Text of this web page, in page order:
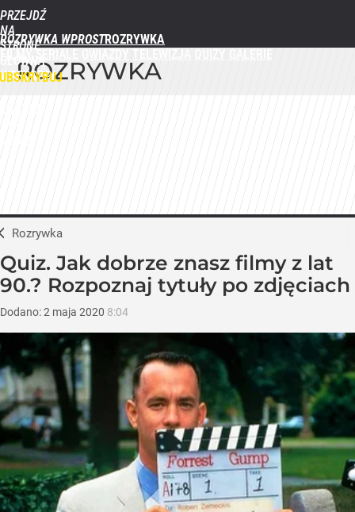
PRZEJDŹ
NA
STRONĘ
GŁÓWNĄ
WPROST.PL
ROZRYWKA WPROST
ROZRYWKA
Rozrywka
Quiz. Jak dobrze znasz filmy z lat
90.? Rozpoznaj tytuły po zdjęciach
Dodano:2 maja 2020 8:04